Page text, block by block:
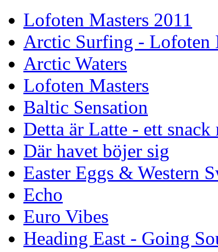
Lofoten Masters 2011
Arctic Surfing - Lofoten
Arctic Waters
Lofoten Masters
Baltic Sensation
Detta är Latte - ett
Där havet böjer sig
Easter Eggs & Western
Echo
Euro Vibes
Heading East - Going